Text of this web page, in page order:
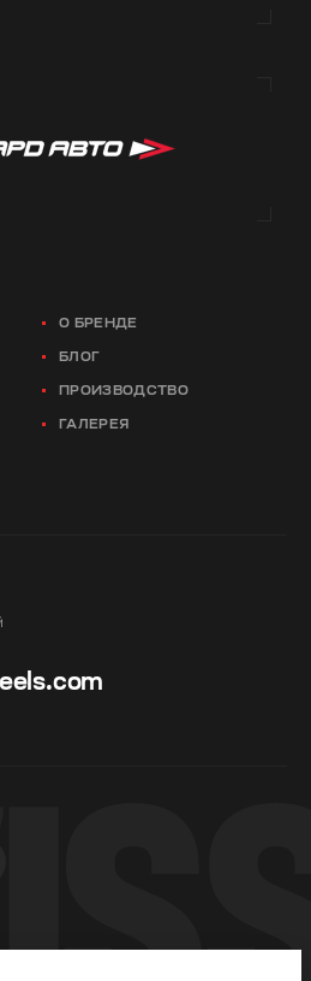
О БРЕНДЕ
БЛОГ
ПРОИЗВОДСТВО
ГАЛЕРЕЯ